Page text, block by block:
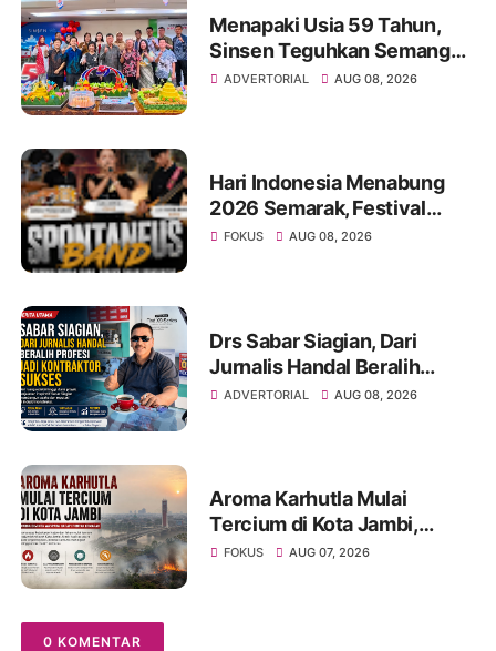
Menapaki Usia 59 Tahun,
Sinsen Teguhkan Semangat
“Sustainably Growing”
ADVERTORIAL AUG 08, 2026
Hari Indonesia Menabung
2026 Semarak, Festival
Band Pelajar dan Mahasiswa
2
FOKUS AUG 08, 2026
Drs Sabar Siagian, Dari
Jurnalis Handal Beralih
Profesi Jadi Kontraktor
ADVERTORIAL AUG 08, 2026
Aroma Karhutla Mulai
Tercium di Kota Jambi,
Warga Diminta Waspada
FOKUS AUG 07, 2026
0 KOMENTAR